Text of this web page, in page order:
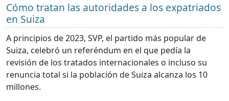
Cómo tratan las autoridades a los expatriados
en Suiza
A principios de 2023, SVP, el partido más popular de
Suiza, celebró un referéndum en el que pedía la
revisión de los tratados internacionales o incluso su
renuncia total si la población de Suiza alcanza los 10
millones.